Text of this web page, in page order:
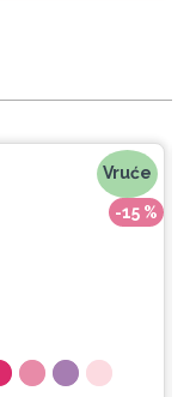
Vruće
-15 %